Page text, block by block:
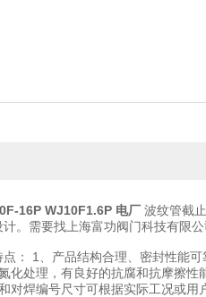
16P WJ10F1.6P 电厂 波纹管截
。需要找上海富功阀门科技有限公
： 1、产品结构合理、密封性能
化处理，有良好的抗腐和抗摩擦
对焊编号尺寸可根据实际工况或用